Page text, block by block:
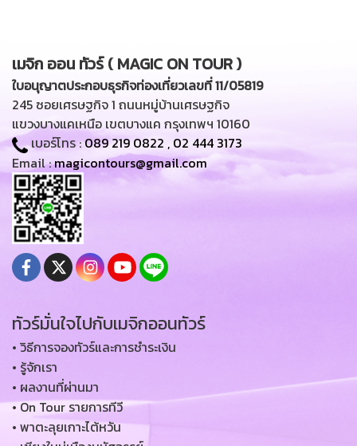
เมจิก ออน ทัวร์ ( MAGIC ON TOUR )
ใบอนุญาตประกอบธุรกิจท่องเที่ยวเลขที่ 11/05819
245 ซอยเศรษฐกิจ 1 ถนนหมู่บ้านเศรษฐกิจ
แขวงบางแคเหนือ เขตบางแค กรุงเทพฯ 10160
เบอร์โทร :089 219 0822 , 02 444 3173
Email :magicontours@gmail.com
ทัวร์มั่นใจไปกับเมจิกออนทัวร์
• วิธีการจองทัวร์และการชำระเงิน
• รู้จักเรา
• ผลงานที่ผ่านมา
• On Tour รายการทีวี
• พาตะลุยเกาะไต้หวัน